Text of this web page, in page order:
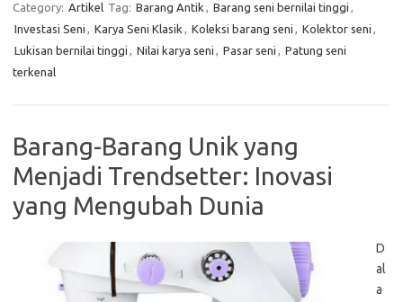
Category: Artikel Tag: Barang Antik , Barang seni bernilai tinggi ,
Investasi Seni , Karya Seni Klasik , Koleksi barang seni , Kolektor seni ,
Lukisan bernilai tinggi , Nilai karya seni , Pasar seni , Patung seni
terkenal
Barang-Barang Unik yang
Menjadi Trendsetter: Inovasi
yang Mengubah Dunia
D
al
a